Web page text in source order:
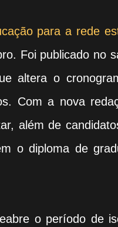
para a rede
Foi publicado no
altera o
Com a nova
além de
o diploma de
o período de